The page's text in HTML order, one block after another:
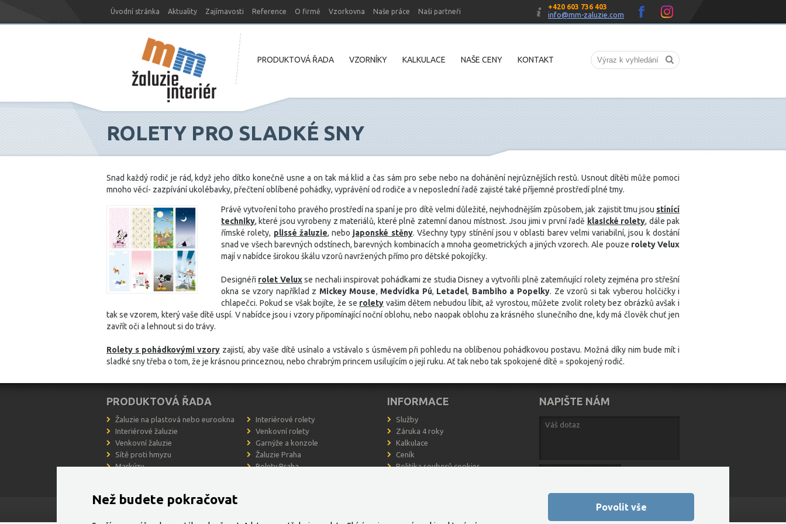
Úvodní stránka Aktuality Zajímavosti Reference O firmě Vzorkovna Naše práce Naši partneři
+420 603 736 403
info@mm-zaluzie.com
PRODUKTOVÁ ŘADA VZORNÍKY KALKULACE NAŠE CENY KONTAKT
ROLETY PRO SLADKÉ SNY
Snad každý rodič je rád, když jeho dítko konečně usne a on tak má klid a čas sám pro sebe nebo na dohánění nejrůznějších restů. Usnout dítěti může pomoci
mnoho věcí- zazpívání ukolébavky, přečtení oblíbené pohádky, vyprávění od rodiče a v neposlední řadě zajisté také příjemné prostředí plné tmy.
Právě vytvoření toho pravého prostředí na spaní je pro dítě velmi důležité, nejvhodnějším způsobem, jak zajistit tmu jsou stínící
techniky, které jsou vyrobeny z materiálů, které plně zatemní danou místnost. Jsou jimi v první řadě klasické rolety, dále pak
římské rolety, plissé žaluzie, nebo japonské stěny. Všechny typy stínění jsou v oblasti barev velmi variabilní, jsou k dostání
snad ve všech barevných odstínech, barevných kombinacích a mnoha geometrických a jiných vzorech. Ale pouze rolety Velux
mají v nabídce širokou škálu vzorů navržených přímo pro dětské pokojíčky.
Designéři rolet Veluxse nechali inspirovat pohádkami ze studia Disney a vytvořili plně zatemňující rolety zejména pro střešní
okna se vzory například z Mickey Mouse, Medvídka Pú, Letadel, Bambiho a Popelky. Ze vzorů si tak vyberou holčičky i
chlapečci. Pokud se však bojíte, že se rolety vašim dětem nebudou líbit, až vyrostou, můžete zvolit rolety bez obrázků avšak i
tak se vzorem, který vaše dítě uspí. V nabídce jsou i vzory připomínající noční oblohu, nebo naopak oblohu za krásného slunečního dne, kdy má člověk chuť jen
zavřít oči a lehnout si do trávy.
Rolety s pohádkovými vzoryzajistí, aby vaše dítě usínalo a vstávalo s úsměvem při pohledu na oblíbenou pohádkovou postavu. Možná díky nim bude mít i
sladké sny třeba o tom, že je krásnou princeznou, nebo chrabrým princem usilujícím o její ruku. Ať tak nebo tak spokojené dítě = spokojený rodič.
PRODUKTOVÁ ŘADA
Žaluzie na plastová nebo eurookna
Interiérové rolety
Interiérové žaluzie
Venkovní rolety
Venkovní žaluzie
Garnýže a konzole
Sítě proti hmyzu
Žaluzie Praha
Markýzy
Rolety Praha
INFORMACE
Služby
Záruka 4 roky
Kalkulace
Ceník
Politika souborů cookies
NAPIŠTE NÁM
Vytvořilo FEO
Než budete pokračovat
Povolit vše